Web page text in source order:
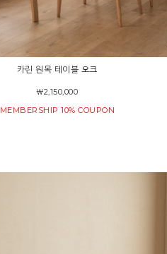
카린 원목 테이블 오크
￦2,150,000
MEMBERSHIP 10% COUPON